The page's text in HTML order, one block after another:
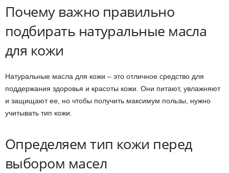
Почему важно правильно
подбирать натуральные масла
для кожи
Натуральные масла для кожи – это отличное средство для
поддержания здоровья и красоты кожи. Они питают, увлажняют
и защищают ее, но чтобы получить максимум пользы, нужно
учитывать тип кожи.
Определяем тип кожи перед
выбором масел